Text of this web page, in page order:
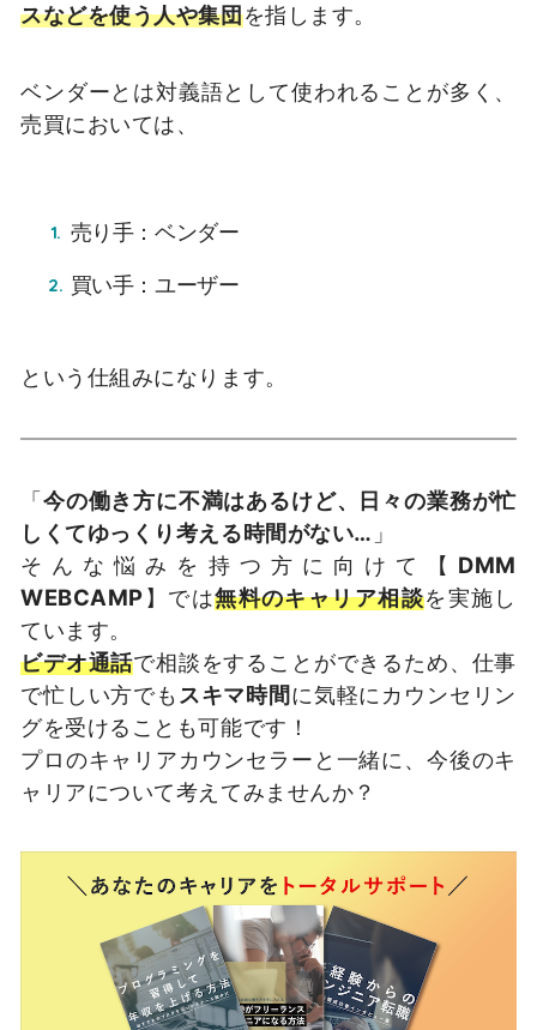
スなどを使う人や集団を指します。
ベンダーとは対義語として使われることが多く、
売買においては、
売り手：ベンダー
買い手：ユーザー
という仕組みになります。
「今の働き方に不満はあるけど、日々の業務が忙
しくてゆっくり考える時間がない… 」
そんな悩みを持つ方に向けて【 DMM
WEBCAMP】では無料のキャリア相談を実施し
ています。
ビデオ通話で相談をすることができるため、仕事
で忙しい方でも スキマ時間に気軽にカウンセリン
グを受けることも可能です！
プロのキャリアカウンセラーと一緒に、今後のキ
ャリアについて考えてみませんか？